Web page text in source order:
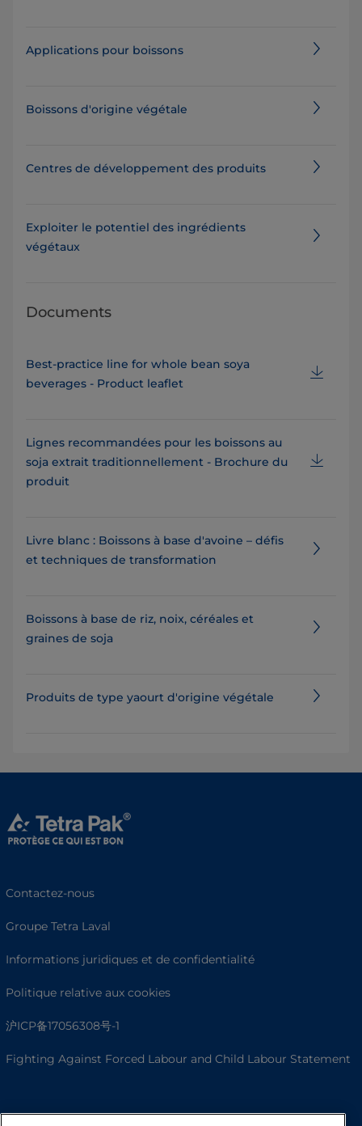
Applications pour boissons
Boissons d'origine végétale
Centres de développement des produits
Exploiter le potentiel des ingrédients
végétaux
Documents
Best-practice line for whole bean soya
beverages - Product leaflet
Lignes recommandées pour les boissons au
soja extrait traditionnellement - Brochure du
produit
Livre blanc : Boissons à base d'avoine – défis
et techniques de transformation
Boissons à base de riz, noix, céréales et
graines de soja
Produits de type yaourt d'origine végétale
Contactez-nous
Groupe Tetra Laval
Informations juridiques et de confidentialité
Politique relative aux cookies
沪ICP备17056308号-1
Fighting Against Forced Labour and Child Labour Statement